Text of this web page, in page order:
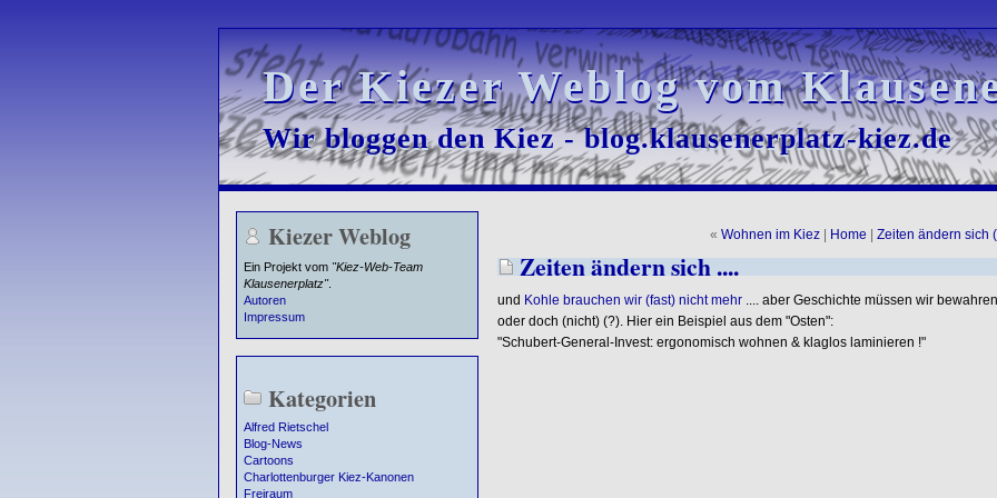
Der Kiezer Weblog vom
Der Kiezer Weblog vom
Wir bloggen den Kiez - blog.klausenerplatz-kiez.de
Wir bloggen den Kiez - blog.klausenerplatz-kiez.de
Kiezer Weblog
Ein Projekt vom "Kiez-Web-Team
Klausenerplatz".
Autoren
Impressum
Kategorien
Alfred Rietschel
Blog-News
Cartoons
Charlottenburger Kiez-Kanonen
Freiraum
« Wohnen im Kiez| Home Zeiten ändern sich
Zeiten ändern sich ....
und Kohle brauchen wir (fast) nicht mehr.... aber Geschichte müssen wir bewahren
oder doch (nicht) (?). Hier ein Beispiel aus dem "Osten":
"Schubert-General-Invest: ergonomisch wohnen & klaglos laminieren !"